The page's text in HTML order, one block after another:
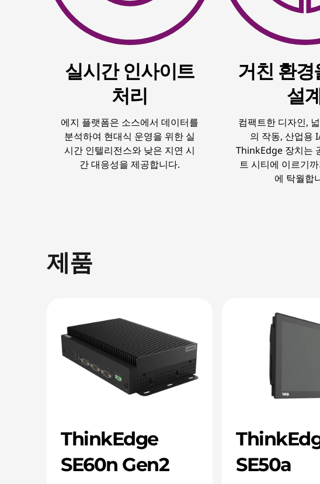
실시간 인사이트
처리
에지 플랫폼은 소스에서 데이터를
분석하여 현대식 운영을 위한 실
시간 인텔리전스와 낮은 지연 시
간 대응성을 제공합니다.
거친 환경
설
컴팩트한 디자인,
의 작동, 산업용
ThinkEdge 장치는
트 시티에 이르기
에 탁월합
제품
ThinkEdge
SE60n Gen2
SE50a